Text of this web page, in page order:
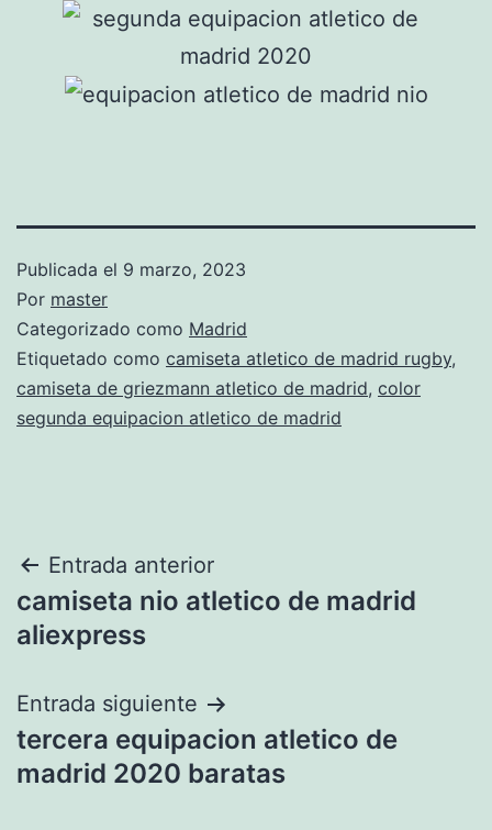
Publicada el 9 marzo, 2023
Por master
Categorizado como Madrid
Etiquetado como camiseta atletico de madrid rugby,
camiseta de griezmann atletico de madrid, color
segunda equipacion atletico de madrid
Navegación
de
Entrada anterior
camiseta nio atletico de madrid
aliexpress
Entrada siguiente
tercera equipacion atletico de
madrid 2020 baratas